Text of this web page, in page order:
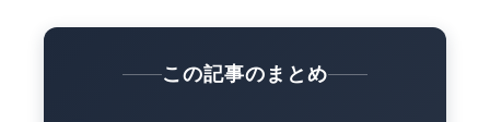
この記事のまとめ